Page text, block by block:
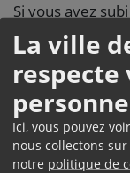
La ville
respecte
Ici, vous pouvez
nous collectons
notre politique de
Si vous avez
salarié dans le
temps de
indemniser.
Exemple
Vous êtes
avec sa voiture